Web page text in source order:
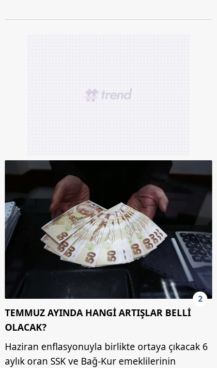
2
TEMMUZ AYINDA HANGİ ARTIŞLAR BELLİ
OLACAK?
Haziran enflasyonuyla birlikte ortaya çıkacak 6
aylık oran SSK ve Bağ-Kur emeklilerinin